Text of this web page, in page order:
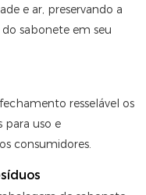
e ar, preservando a
sabonete em seu
resselável os
para uso e
consumidores.